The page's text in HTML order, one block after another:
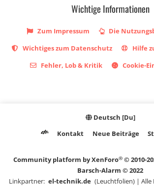
Wichtige Informationen
Zum Impressum
Die
Wichtiges zum Datenschutz
Hilfe
Fehler, Lob & Kritik
Cookie-
Deutsch [Du]
Kontakt
Neue Beiträge
Community platform by XenForo® © 2010-
Barsch-Alarm © 2022
Linkpartner: el-technik.de (Leuchtfolien) | Alle